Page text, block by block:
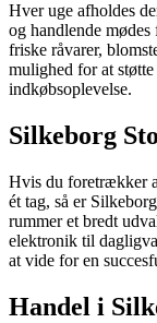
Hver uge afholdes
og handlende
friske råvarer,
mulighed for at
indkøbsoplevelse.
Silkeborg
Hvis du foretrækker
ét tag, så er
rummer et bredt
elektronik til
at vide for en
Handel i